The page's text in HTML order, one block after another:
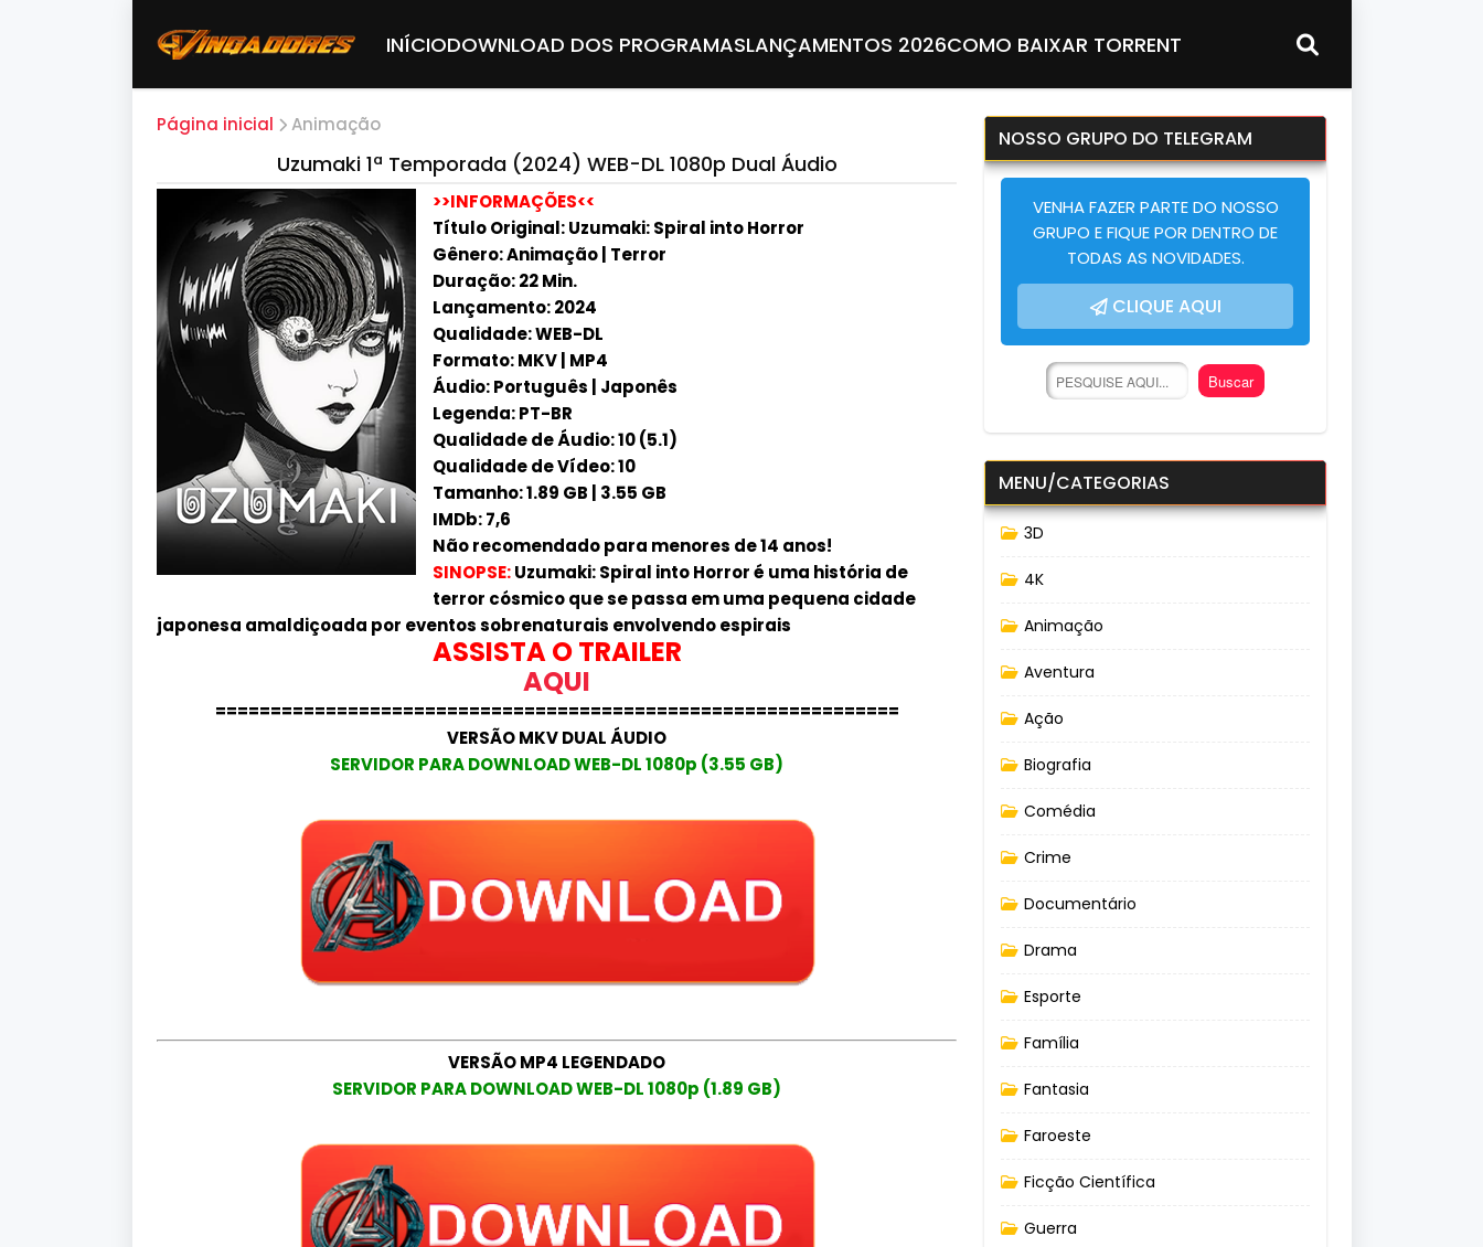
INÍCIODOWNLOAD DOS PROGRAMASLANÇAMENTOS 2026COMO BAIXAR TORRENT
Página inicial Animação
Uzumaki 1ª Temporada (2024) WEB-DL 1080p Dual Áudio
>>INFORMAÇÕES<<
Título Original: Uzumaki: Spiral into Horror
Gênero: Animação | Terror
Duração: 22 Min.
Lançamento: 2024
Qualidade: WEB-DL
Formato: MKV | MP4
Áudio: Português | Japonês
Legenda: PT-BR
Qualidade de Áudio: 10 (5.1)
Qualidade de Vídeo: 10
Tamanho: 1.89 GB | 3.55 GB
IMDb: 7,6
Não recomendado para menores de 14 anos!
SINOPSE:Uzumaki: Spiral into Horror é uma história de
terror cósmico que se passa em uma pequena cidade
japonesa amaldiçoada por eventos sobrenaturais envolvendo espirais
ASSISTA O TRAILER
AQUI
==============================================================
VERSÃO MKV DUAL ÁUDIO
SERVIDOR PARA DOWNLOAD WEB-DL 1080p (3.55 GB)
VERSÃO MP4 LEGENDADO
SERVIDOR PARA DOWNLOAD WEB-DL 1080p (1.89 GB)
NOSSO GRUPO DO TELEGRAM
VENHA FAZER PARTE DO NOSSO
GRUPO E FIQUE POR DENTRO DE
TODAS AS NOVIDADES.
CLIQUE AQUI
MENU/CATEGORIAS
3D
4K
Animação
Aventura
Ação
Biografia
Comédia
Crime
Documentário
Drama
Esporte
Família
Fantasia
Faroeste
Ficção Científica
Guerra